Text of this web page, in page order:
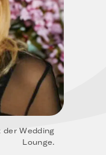
der Wedding
Lounge.